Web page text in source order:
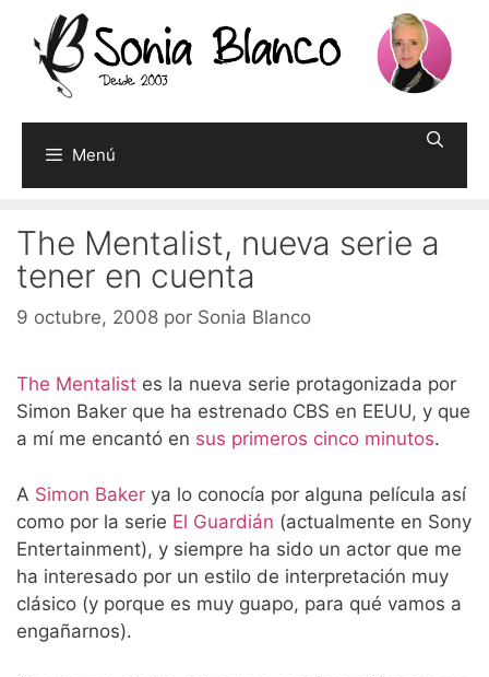
contenido
Menú
The Mentalist, nueva serie a
tener en cuenta
9 octubre, 2008 por Sonia Blanco
The Mentalist es la nueva serie protagonizada por
Simon Baker que ha estrenado CBS en EEUU, y que
a mí me encantó en sus primeros cinco minutos.
A Simon Baker ya lo conocía por alguna película así
como por la serie El Guardián (actualmente en Sony
Entertainment), y siempre ha sido un actor que me
ha interesado por un estilo de interpretación muy
clásico (y porque es muy guapo, para qué vamos a
engañarnos).